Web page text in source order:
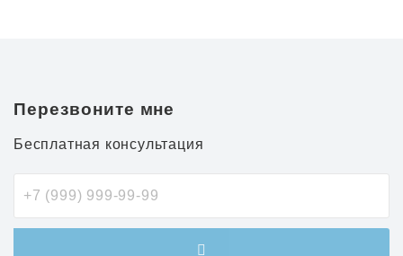
Перезвоните мне
Бесплатная консультация